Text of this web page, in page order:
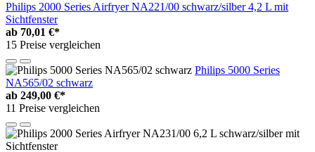
Philips 2000 Series Airfryer NA221/00 schwarz/silber 4,2 L mit
Sichtfenster
ab 70,01 €*
15 Preise vergleichen
Philips 5000 Series
NA565/02 schwarz
ab 249,00 €*
11 Preise vergleichen